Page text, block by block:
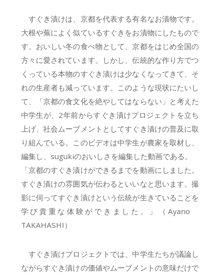
すぐき漬けは、京都を代表する有名なお漬物です。
大根や蕪によく似ているすぐきをお漬物にしたもので
す。おいしい冬の食べ物として、京都をはじめ全国の
方々に愛されています。しかし、伝統的な作り方でつ
くっている本物のすぐき漬けは少なくなってきて、そ
れの生産者も減っています。このような現状にたいし
て、「京都の食文化を絶やしてはならない」と考えた
中学生が、2年前からすぐき漬けプロジェクトを立ち
上げ、社会ムーブメントとしてすぐき漬けの普及に取
り組んでいる。このビデオは中学生が農家を取材し、
編集し、sugukiのおいしさを編集した動画である。
「京都のすぐき漬けができるまでを動画にしました。
すぐき漬けの雰囲気が伝わるといいなと思います。撮
影に伺ってすぐき漬けという伝統が生きていることを
学び貴重な体験ができました。」（Ayano
TAKAHASHI）
すぐき漬けプロジェクトでは、中学生たちが議論し
ながらすぐき漬けの価値やムーブメントの意味だけで